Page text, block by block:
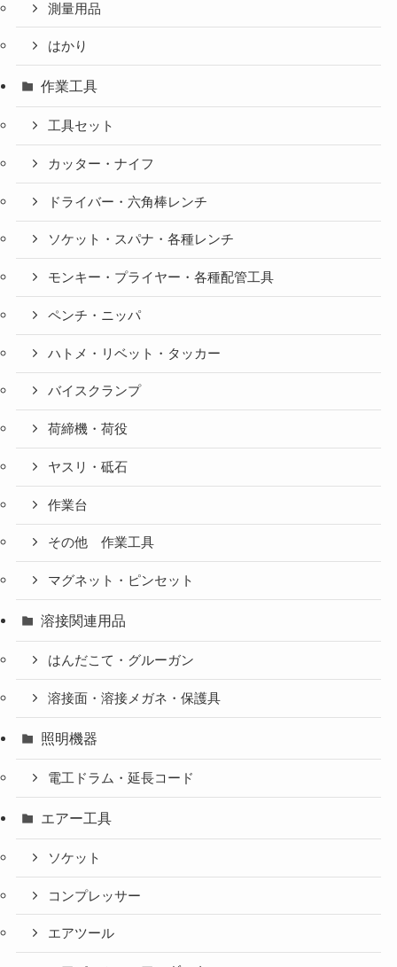
測量用品
はかり
作業工具
工具セット
カッター・ナイフ
ドライバー・六角棒レンチ
ソケット・スパナ・各種レンチ
モンキー・プライヤー・各種配管工具
ペンチ・ニッパ
ハトメ・リベット・タッカー
バイスクランプ
荷締機・荷役
ヤスリ・砥石
作業台
その他 作業工具
マグネット・ピンセット
溶接関連用品
はんだこて・グルーガン
溶接面・溶接メガネ・保護具
照明機器
電工ドラム・延長コード
エアー工具
ソケット
コンプレッサー
エアツール